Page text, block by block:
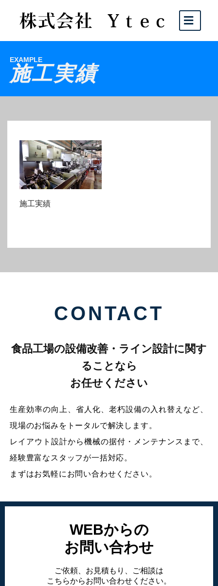
EXAMPLE
施工実績
施工実績
CONTACT
食品工場の設備改善・ライン設計に関す
ることなら
お任せください
生産効率の向上、省人化、老朽設備の入れ替えなど、
現場のお悩みをトータルで解決します。
レイアウト設計から機械の据付・メンテナンスまで、
経験豊富なスタッフが一括対応。
まずはお気軽にお問い合わせください。
WEBからの
お問い合わせ
ご依頼、お見積もり、ご相談は
こちらからお問い合わせください。